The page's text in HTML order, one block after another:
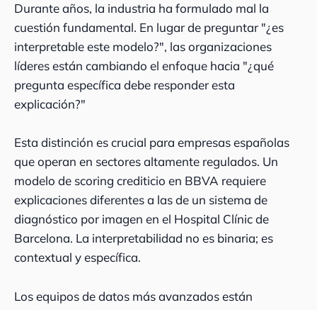
Durante años, la industria ha formulado mal la
cuestión fundamental. En lugar de preguntar "¿es
interpretable este modelo?", las organizaciones
líderes están cambiando el enfoque hacia "¿qué
pregunta específica debe responder esta
explicación?"
Esta distinción es crucial para empresas españolas
que operan en sectores altamente regulados. Un
modelo de scoring crediticio en BBVA requiere
explicaciones diferentes a las de un sistema de
diagnóstico por imagen en el Hospital Clínic de
Barcelona. La interpretabilidad no es binaria; es
contextual y específica.
Los equipos de datos más avanzados están